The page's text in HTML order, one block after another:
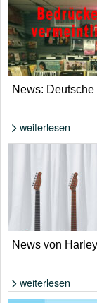
Die Zahlen klingen
und KI. | Adobe Stock
News:
weiterlesen
News von
weiterlesen